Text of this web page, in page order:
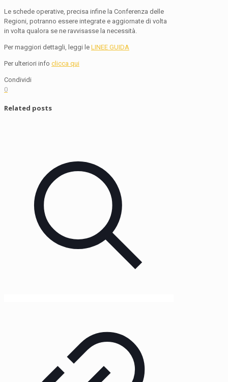
Le schede operative, precisa infine la Conferenza delle
Regioni, potranno essere integrate e aggiornate di volta
in volta qualora se ne ravvisasse la necessità.
Per maggiori dettagli, leggi le LINEE GUIDA
Per ulteriori info clicca qui
Condividi
0
Related posts